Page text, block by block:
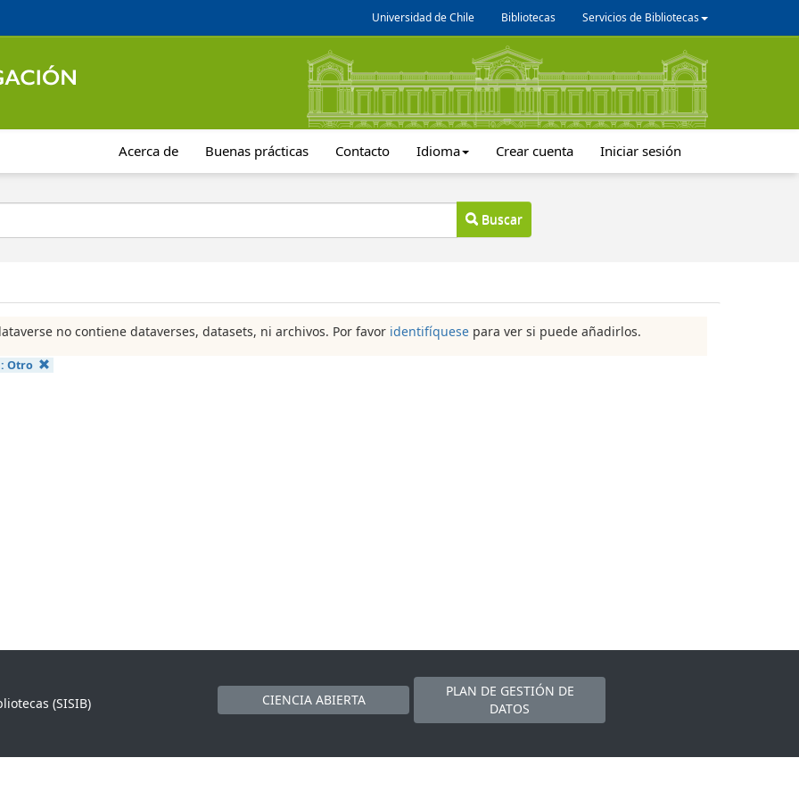
Universidad de Chile Bibliotecas Servicios de Bibliotecas
Acerca de Buenas prácticas Contacto Idioma Crear cuenta Iniciar sesión
Buscar
no contiene dataverses, datasets, ni archivos. Por favor identifíquese para ver si puede añadirlos.
Otro
(SISIB)
CIENCIA ABIERTA
PLAN DE GESTIÓN DE
DATOS